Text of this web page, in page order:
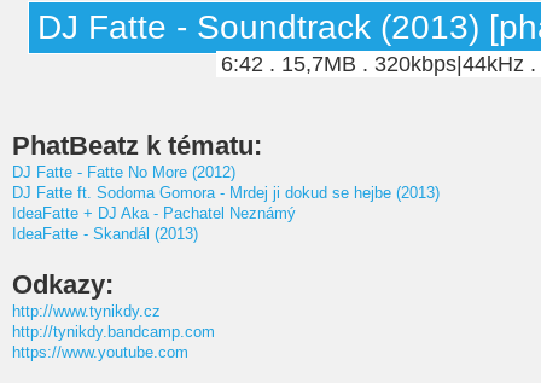
DJ Fatte - Soundtrack (2013)
6:42 . 15,7MB . 320kbps|44kHz
PhatBeatz k tématu:
DJ Fatte - Fatte No More (2012)
DJ Fatte ft. Sodoma Gomora - Mrdej ji dokud se hejbe (2013)
IdeaFatte + DJ Aka - Pachatel Neznámý
IdeaFatte - Skandál (2013)
Odkazy:
http://www.tynikdy.cz
http://tynikdy.bandcamp.com
https://www.youtube.com